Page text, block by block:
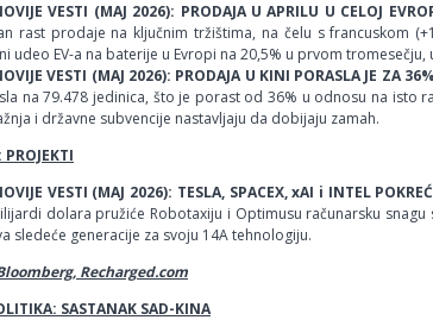
VESTI (MAJ 2026): PRODAJA U APRILU U CELOJ
rast prodaje na ključnim tržištima, na čelu s francuskom
udeo EV-a na baterije u Evropi na 20,5% u prvom
VESTI (MAJ 2026): PRODAJA U KINI PORASLA JE ZA
na 79.478 jedinica, što je porast od 36% u odnosu na isto
i državne subvencije nastavljaju da dobijaju zamah.
PROJEKTI
VESTI (MAJ 2026): TESLA, SPACEX, xAI i INTEL
dolara pružiće Robotaxiju i Optimusu računarsku
sledeće generacije za svoju 14A tehnologiju.
Recharged.com
SASTANAK SAD-KINA